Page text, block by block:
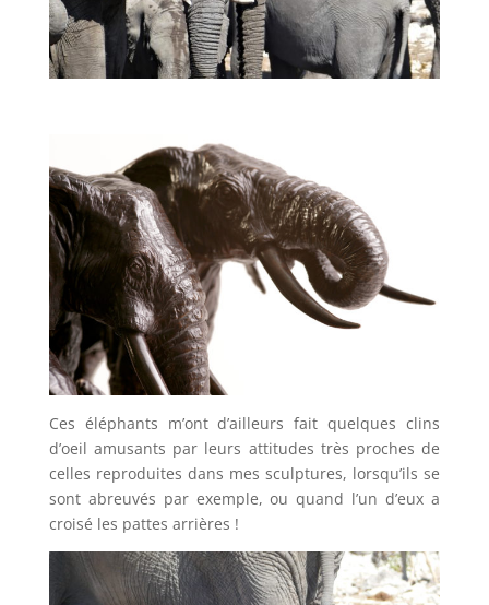
Ces éléphants m’ont d’ailleurs fait quelques clins
d’oeil amusants par leurs attitudes très proches de
celles reproduites dans mes sculptures, lorsqu’ils se
sont abreuvés par exemple, ou quand l’un d’eux a
croisé les pattes arrières !